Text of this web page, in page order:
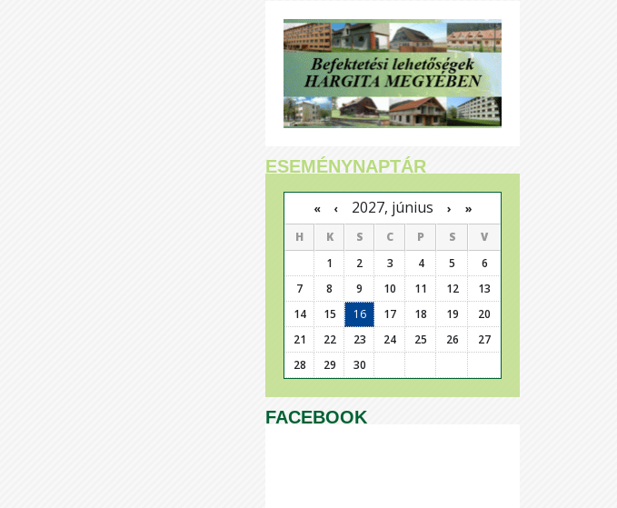
ESEMÉNYNAPTÁR
« ‹ 2027, június › »
H K S C P S
V
1
2 3 4 5
6
7
8 9 10 11 12
13
14
15 16 17 18 19
20
21
22 23 24 25 26
27
28
29 30
FACEBOOK